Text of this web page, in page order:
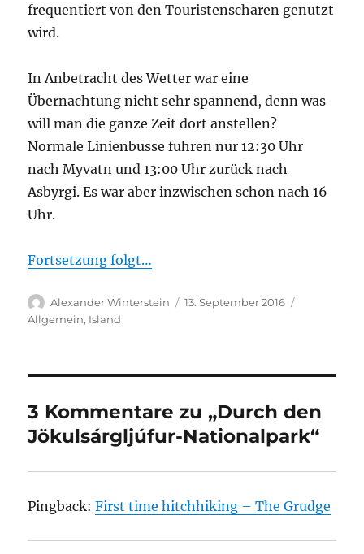
frequentiert von den Touristenscharen genutzt
wird.
In Anbetracht des Wetter war eine
Übernachtung nicht sehr spannend, denn was
will man die ganze Zeit dort anstellen?
Normale Linienbusse fuhren nur 12:30 Uhr
nach Myvatn und 13:00 Uhr zurück nach
Asbyrgi. Es war aber inzwischen schon nach 16
Uhr.
Fortsetzung folgt…
Autor
Alexander Winterstein
Veröffentlicht
13. September 2016
Allgemein, Island
3 Kommentare zu „Durch den
Jökulsárgljúfur-Nationalpark“
Pingback:First time hitchhiking – The Grudge